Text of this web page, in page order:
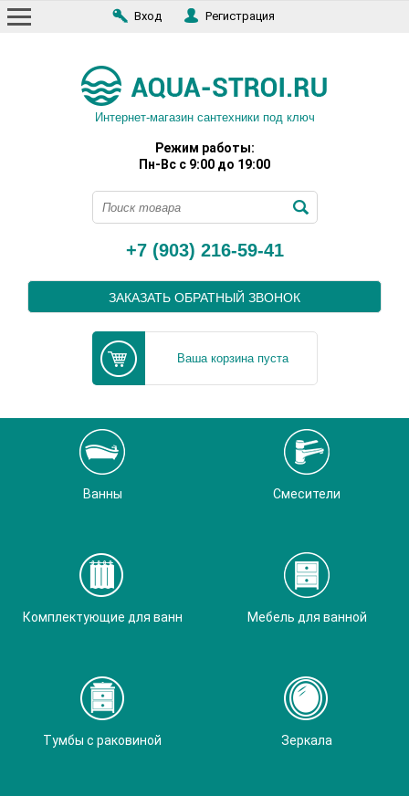
Вход Регистрация
Интернет-магазин сантехники под ключ
Режим работы:
Пн-Вс с 9:00 до 19:00
+7 (903) 216-59-41
ЗАКАЗАТЬ ОБРАТНЫЙ ЗВОНОК
Ваша корзина пуста
Ванны Смесители
Комплектующие для ванн Мебель для ванной
Тумбы с раковиной Зеркала